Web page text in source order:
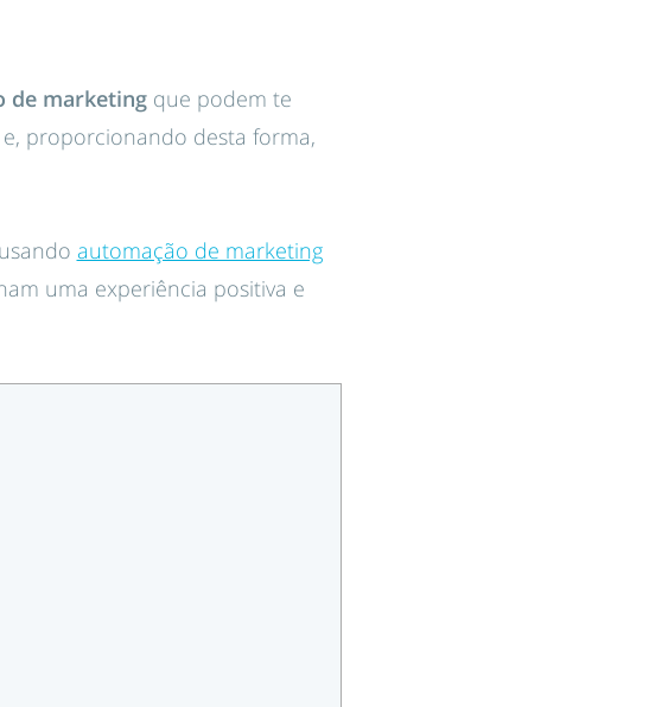
de marketingque podem te
proporcionando desta forma,
automação de marketing
uma experiência positiva e